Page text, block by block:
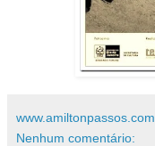
www.amiltonpassos.com
Nenhum comentário: